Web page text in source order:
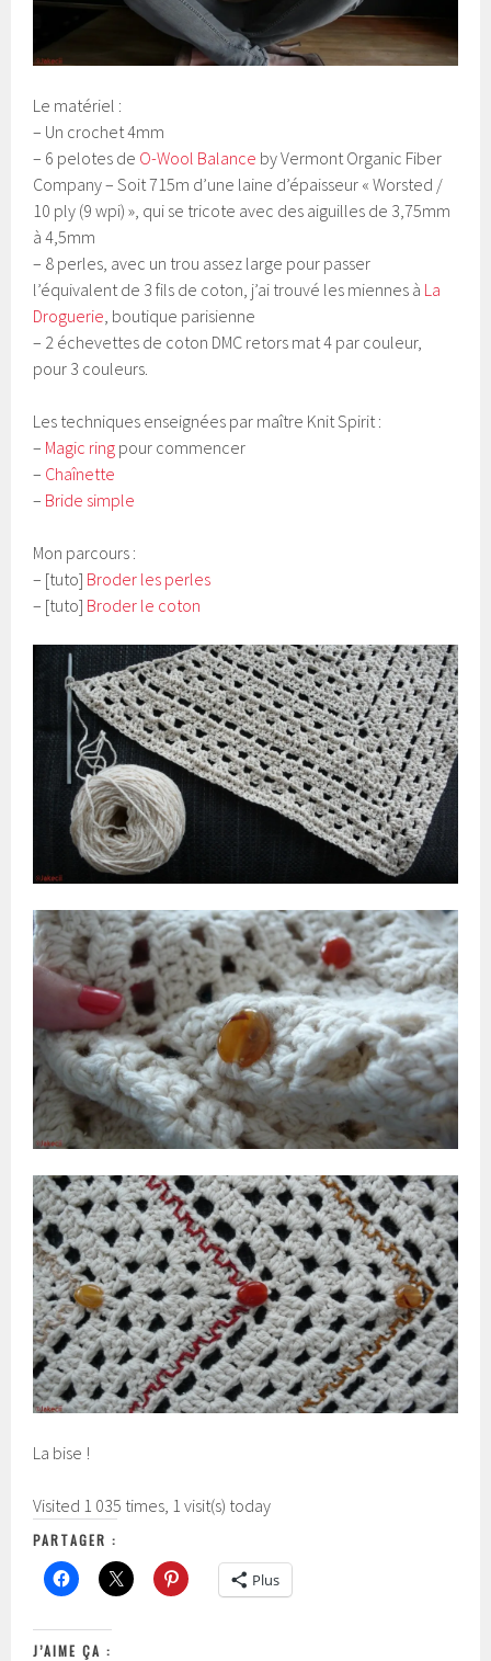
Le matériel :
– Un crochet 4mm
– 6 pelotes de O-Wool Balance by Vermont Organic Fiber
Company – Soit 715m d’une laine d’épaisseur « Worsted /
10 ply (9 wpi) », qui se tricote avec des aiguilles de 3,75mm
à 4,5mm
– 8 perles, avec un trou assez large pour passer
l’équivalent de 3 fils de coton, j’ai trouvé les miennes à La
Droguerie , boutique parisienne
– 2 échevettes de coton DMC retors mat 4 par couleur,
pour 3 couleurs.
Les techniques enseignées par maître Knit Spirit :
– Magic ring pour commencer
– Chaînette
– Bride simple
Mon parcours :
– [tuto] Broder les perles
– [tuto] Broder le coton
La bise !
Visited 1 035 times, 1 visit(s) today
PARTAGER :
Plus
J’AIME ÇA :